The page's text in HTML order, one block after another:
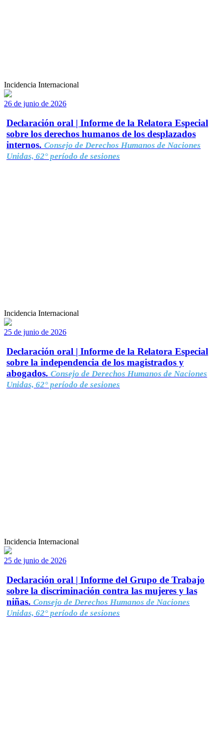
Incidencia Internacional
26 de junio de 2026
Declaración oral | Informe de la Relatora Especial
sobre los derechos humanos de los desplazados
internos. Consejo de Derechos Humanos de Naciones
Unidas, 62° período de sesiones
Incidencia Internacional
25 de junio de 2026
Declaración oral | Informe de la Relatora Especial
sobre la independencia de los magistrados y
abogados. Consejo de Derechos Humanos de Naciones
Unidas, 62° período de sesiones
Incidencia Internacional
25 de junio de 2026
Declaración oral | Informe del Grupo de Trabajo
sobre la discriminación contra las mujeres y las
niñas. Consejo de Derechos Humanos de Naciones
Unidas, 62° período de sesiones